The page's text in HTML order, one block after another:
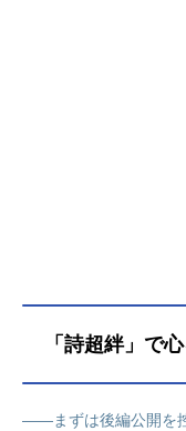
「詩超絆」で
――まずは後編公開を